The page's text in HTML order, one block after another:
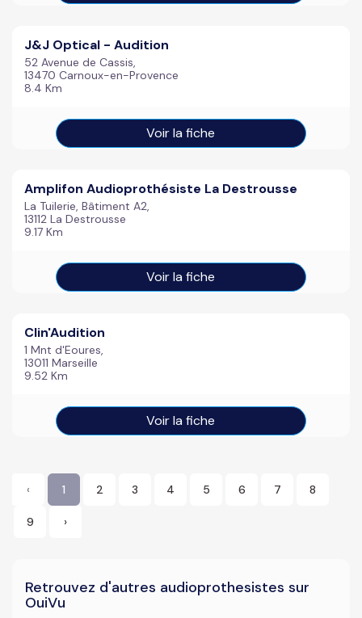
J&J Optical - Audition
52 Avenue de Cassis,
13470 Carnoux-en-Provence
8.4 Km
Voir la fiche
Amplifon Audioprothésiste La Destrousse
La Tuilerie, Bâtiment A2,
13112 La Destrousse
9.17 Km
Voir la fiche
Clin'Audition
1 Mnt d'Eoures,
13011 Marseille
9.52 Km
Voir la fiche
‹ 1 2 3 4 5 6 7 8
9 ›
Retrouvez d'autres audioprothesistes sur
OuiVu